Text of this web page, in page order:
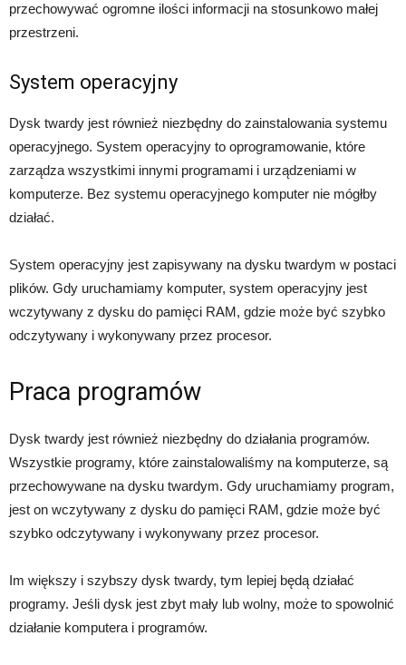
przechowywać ogromne ilości informacji na stosunkowo małej
przestrzeni.
System operacyjny
Dysk twardy jest również niezbędny do zainstalowania systemu
operacyjnego. System operacyjny to oprogramowanie, które
zarządza wszystkimi innymi programami i urządzeniami w
komputerze. Bez systemu operacyjnego komputer nie mógłby
działać.
System operacyjny jest zapisywany na dysku twardym w postaci
plików. Gdy uruchamiamy komputer, system operacyjny jest
wczytywany z dysku do pamięci RAM, gdzie może być szybko
odczytywany i wykonywany przez procesor.
Praca programów
Dysk twardy jest również niezbędny do działania programów.
Wszystkie programy, które zainstalowaliśmy na komputerze, są
przechowywane na dysku twardym. Gdy uruchamiamy program,
jest on wczytywany z dysku do pamięci RAM, gdzie może być
szybko odczytywany i wykonywany przez procesor.
Im większy i szybszy dysk twardy, tym lepiej będą działać
programy. Jeśli dysk jest zbyt mały lub wolny, może to spowolnić
działanie komputera i programów.